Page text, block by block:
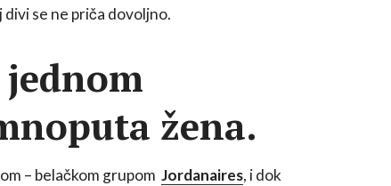
se ne priča dovoljno.
žena.
– belačkom grupom Jordanaires, i dok